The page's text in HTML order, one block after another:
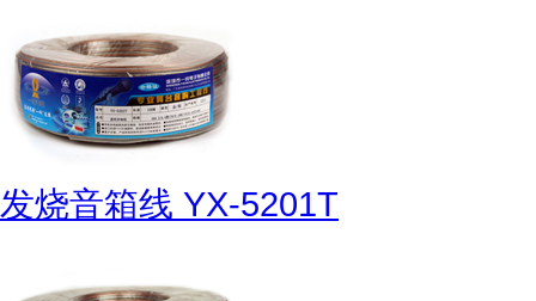
发烧音箱线 YX-5201T